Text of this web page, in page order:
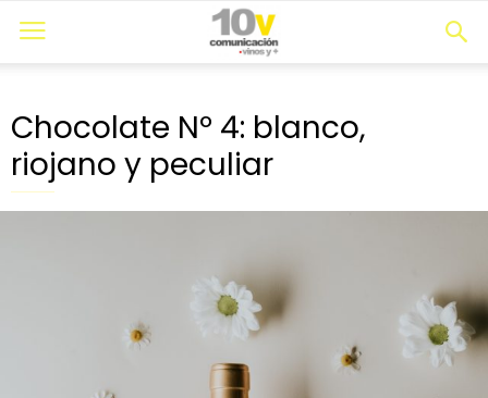
Chocolate Nº 4: blanco,
riojano y peculiar